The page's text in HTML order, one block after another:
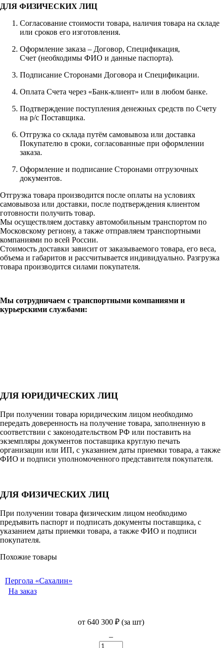
ДЛЯ ФИЗИЧЕСКИХ ЛИЦ
Согласование стоимости товара, наличия товара на складе
или сроков его изготовления.
Оформление заказа – Договор, Спецификация,
Счет (необходимы ФИО и данные паспорта).
Подписание Сторонами Договора и Спецификации.
Оплата Счета через «Банк-клиент» или в любом банке.
Подтверждение поступления денежных средств по Счету
на р/с Поставщика.
Отгрузка со склада путём самовывоза или доставка
Покупателю в сроки, согласованные при оформлении
заказа.
Оформление и подписание Сторонами отгрузочных
документов.
Отгрузка товара производится после оплаты на условиях
самовывоза или доставки, после подтверждения клиентом
готовности получить товар.
Мы осуществляем доставку автомобильным транспортом по
Московскому региону, а также отправляем транспортными
компаниями по всей России.
Стоимость доставки зависит от заказываемого товара, его веса,
объема и габаритов и рассчитывается индивидуально. Разгрузка
товара производится силами покупателя.
Мы сотрудничаем с транспортными компаниями и
курьерскими службами:
ДЛЯ ЮРИДИЧЕСКИХ ЛИЦ
При получении товара юридическим лицом необходимо
передать доверенность на получение товара, заполненную в
соответствии с законодательством РФ или поставить на
экземпляры документов поставщика круглую печать
организации или ИП, с указанием даты приемки товара, а также
ФИО и подписи уполномоченного представителя покупателя.
ДЛЯ ФИЗИЧЕСКИХ ЛИЦ
При получении товара физическим лицом необходимо
предъявить паспорт и подписать документы поставщика, с
указанием даты приемки товара, а также ФИО и подписи
покупателя.
Похожие товары
Пергола «Сахалин»
На заказ
от 640 300 ₽ (за шт)
–